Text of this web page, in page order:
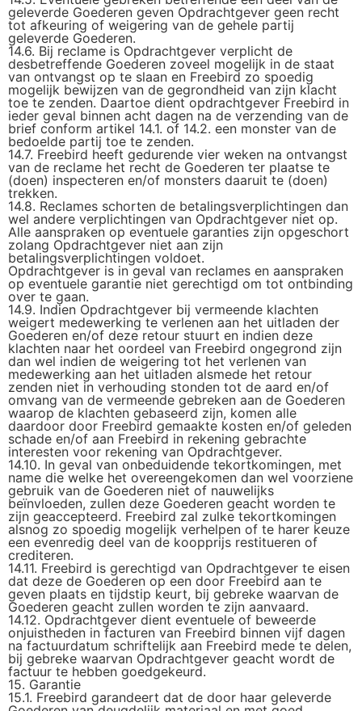
geleverde Goederen geven Opdrachtgever geen recht
tot afkeuring of weigering van de gehele partij
geleverde Goederen.
14.6. Bij reclame is Opdrachtgever verplicht de
desbetreffende Goederen zoveel mogelijk in de staat
van ontvangst op te slaan en Freebird zo spoedig
mogelijk bewijzen van de gegrondheid van zijn klacht
toe te zenden. Daartoe dient opdrachtgever Freebird in
ieder geval binnen acht dagen na de verzending van de
brief conform artikel 14.1. of 14.2. een monster van de
bedoelde partij toe te zenden.
14.7. Freebird heeft gedurende vier weken na ontvangst
van de reclame het recht de Goederen ter plaatse te
(doen) inspecteren en/of monsters daaruit te (doen)
trekken.
14.8. Reclames schorten de betalingsverplichtingen dan
wel andere verplichtingen van Opdrachtgever niet op.
Alle aanspraken op eventuele garanties zijn opgeschort
zolang Opdrachtgever niet aan zijn
betalingsverplichtingen voldoet.
Opdrachtgever is in geval van reclames en aanspraken
op eventuele garantie niet gerechtigd om tot ontbinding
over te gaan.
14.9. Indien Opdrachtgever bij vermeende klachten
weigert medewerking te verlenen aan het uitladen der
Goederen en/of deze retour stuurt en indien deze
klachten naar het oordeel van Freebird ongegrond zijn
dan wel indien de weigering tot het verlenen van
medewerking aan het uitladen alsmede het retour
zenden niet in verhouding stonden tot de aard en/of
omvang van de vermeende gebreken aan de Goederen
waarop de klachten gebaseerd zijn, komen alle
daardoor door Freebird gemaakte kosten en/of geleden
schade en/of aan Freebird in rekening gebrachte
interesten voor rekening van Opdrachtgever.
14.10. In geval van onbeduidende tekortkomingen, met
name die welke het overeengekomen dan wel voorziene
gebruik van de Goederen niet of nauwelijks
beïnvloeden, zullen deze Goederen geacht worden te
zijn geaccepteerd. Freebird zal zulke tekortkomingen
alsnog zo spoedig mogelijk verhelpen of te harer keuze
een evenredig deel van de koopprijs restitueren of
crediteren.
14.11. Freebird is gerechtigd van Opdrachtgever te eisen
dat deze de Goederen op een door Freebird aan te
geven plaats en tijdstip keurt, bij gebreke waarvan de
Goederen geacht zullen worden te zijn aanvaard.
14.12. Opdrachtgever dient eventuele of beweerde
onjuistheden in facturen van Freebird binnen vijf dagen
na factuurdatum schriftelijk aan Freebird mede te delen,
bij gebreke waarvan Opdrachtgever geacht wordt de
factuur te hebben goedgekeurd.
15. Garantie
15.1. Freebird garandeert dat de door haar geleverde